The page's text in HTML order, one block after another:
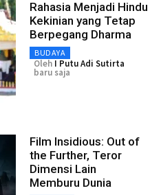
Rahasia Menjadi Hindu
Kekinian yang Tetap
Berpegang Dharma
BUDAYA
Oleh I Putu Adi Sutirta
baru saja
Film Insidious: Out of
the Further, Teror
Dimensi Lain
Memburu Dunia